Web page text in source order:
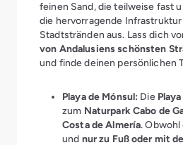
feinen Sand, die teilweise fast
die hervorragende
Stadtstränden aus. Lass dich
von Andalusiens schönsten
und finde deinen persönlichen
Playa de Mónsul: Die
zum Naturpark Cabo de
Costa de Almería.
und nur zu Fuß oder mit